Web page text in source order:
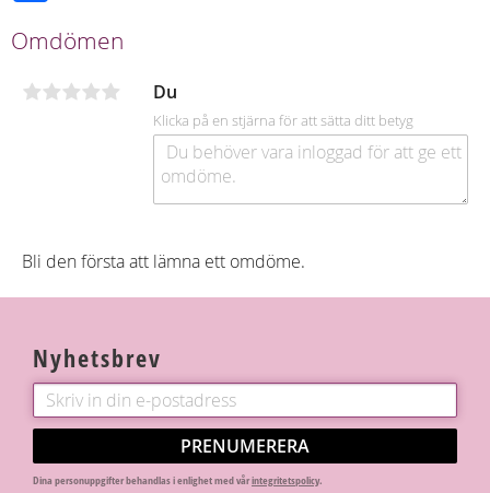
b
o
k
Omdömen
Du
Klicka på en stjärna för att sätta ditt betyg
Bli den första att lämna ett omdöme.
Nyhetsbrev
PRENUMERERA
Dina personuppgifter behandlas i enlighet med vårintegritetspolicy.